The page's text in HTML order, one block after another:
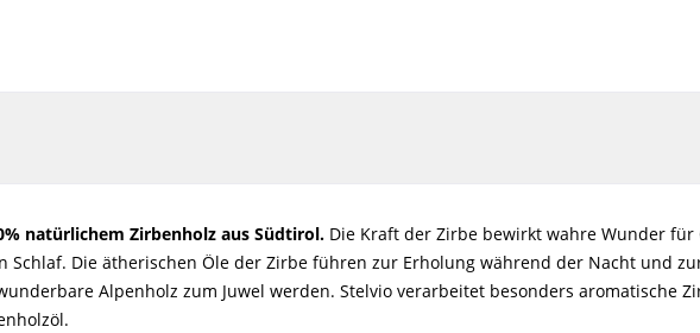
natürlichem Zirbenholz aus Südtirol. Die Kraft der Zirbe bewirkt wahre Wunder für
Die ätherischen Öle der Zirbe führen zur Erholung während der Nacht und
Alpenholz zum Juwel werden. Stelvio verarbeitet besonders aromatische